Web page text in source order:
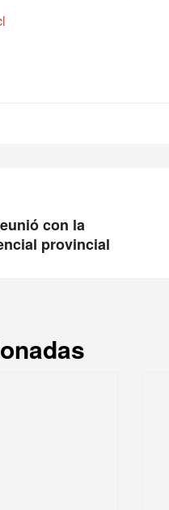
con la
provincial